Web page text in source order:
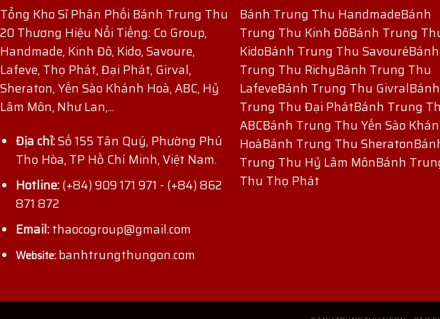
Tổng Kho Sỉ Phân Phối Bánh Trung Thu
20 Thương Hiệu Nổi Tiếng: Co Group,
Handmade, Kinh Đô, Kido, Savoure,
Lafeve, Thọ Phát, Đại Phát, Girval,
Sheraton, Yến Sào Khánh Hoà, ABC, Hỷ
Lâm Môn, Như Lan,...
Địa chỉ:Số 155 Tân Quý, Phường Phú
Thọ Hòa, TP Hồ Chí Minh, Việt Nam.
Hotline:(+84) 909 171 971 - (+84) 862
871 872
Email:thaocogroup@gmail.com
Website:banhtrungthungon.com
Bánh Trung Thu HandmadeBánh
Trung Thu Kinh ĐôBánh Trung
KidoBánh Trung Thu SavouréBánh
Trung Thu RichyBánh Trung Thu
LafeveBánh Trung Thu GivralBánh
Trung Thu Đại PhátBánh Trung
ABCBánh Trung Thu Yến Sào
HoàBánh Trung Thu Sheraton
Trung Thu Hỷ Lâm MônBánh
Thu Thọ Phát
ĐĂNG KÝ NHẬN ƯU ĐÃI